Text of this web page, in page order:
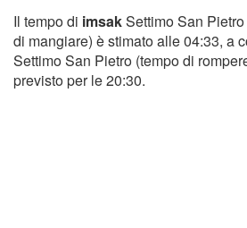
Il tempo di imsakSettimo San
di mangiare) è stimato alle 04:33, a
Settimo San Pietro (tempo di
previsto per le 20:30.